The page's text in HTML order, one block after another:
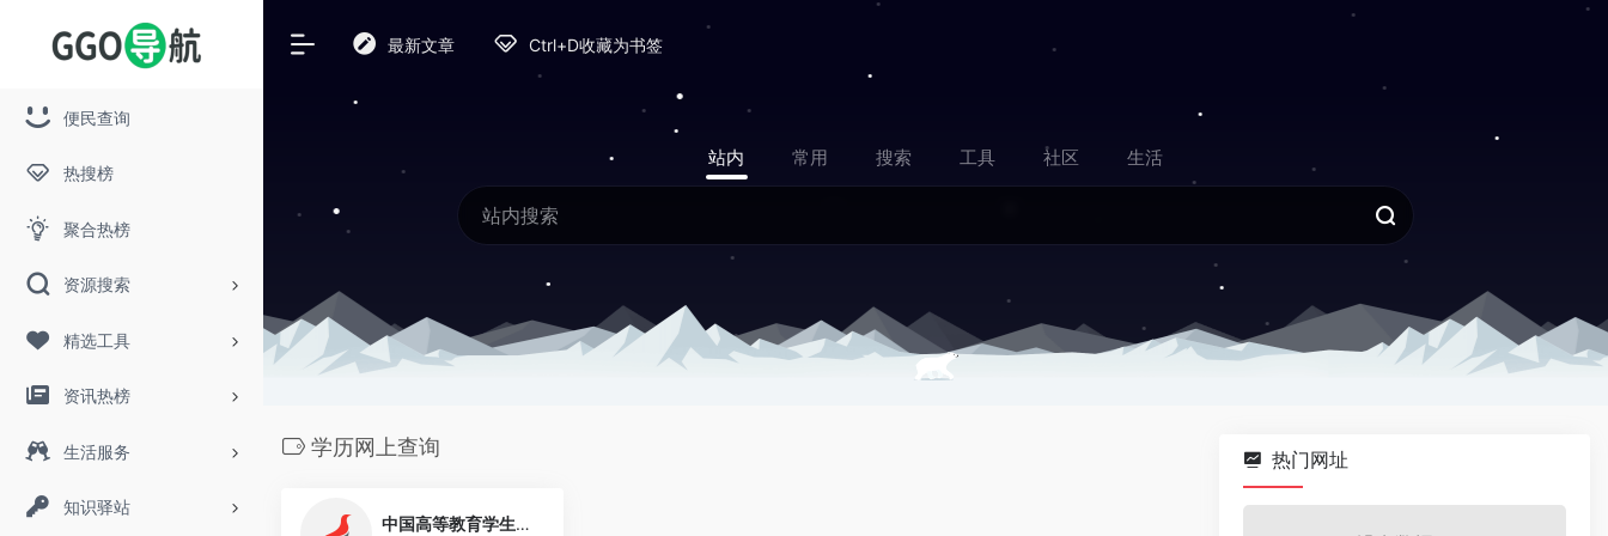
便民查询
热搜榜
聚合热榜
资源搜索
精选工具
资讯热榜
生活服务
知识驿站
最新文章 Ctrl+D收藏为书签
站内 常用 搜索 工具 社区 生活
学历网上查询
中国高等教育学生信息网
热门网址